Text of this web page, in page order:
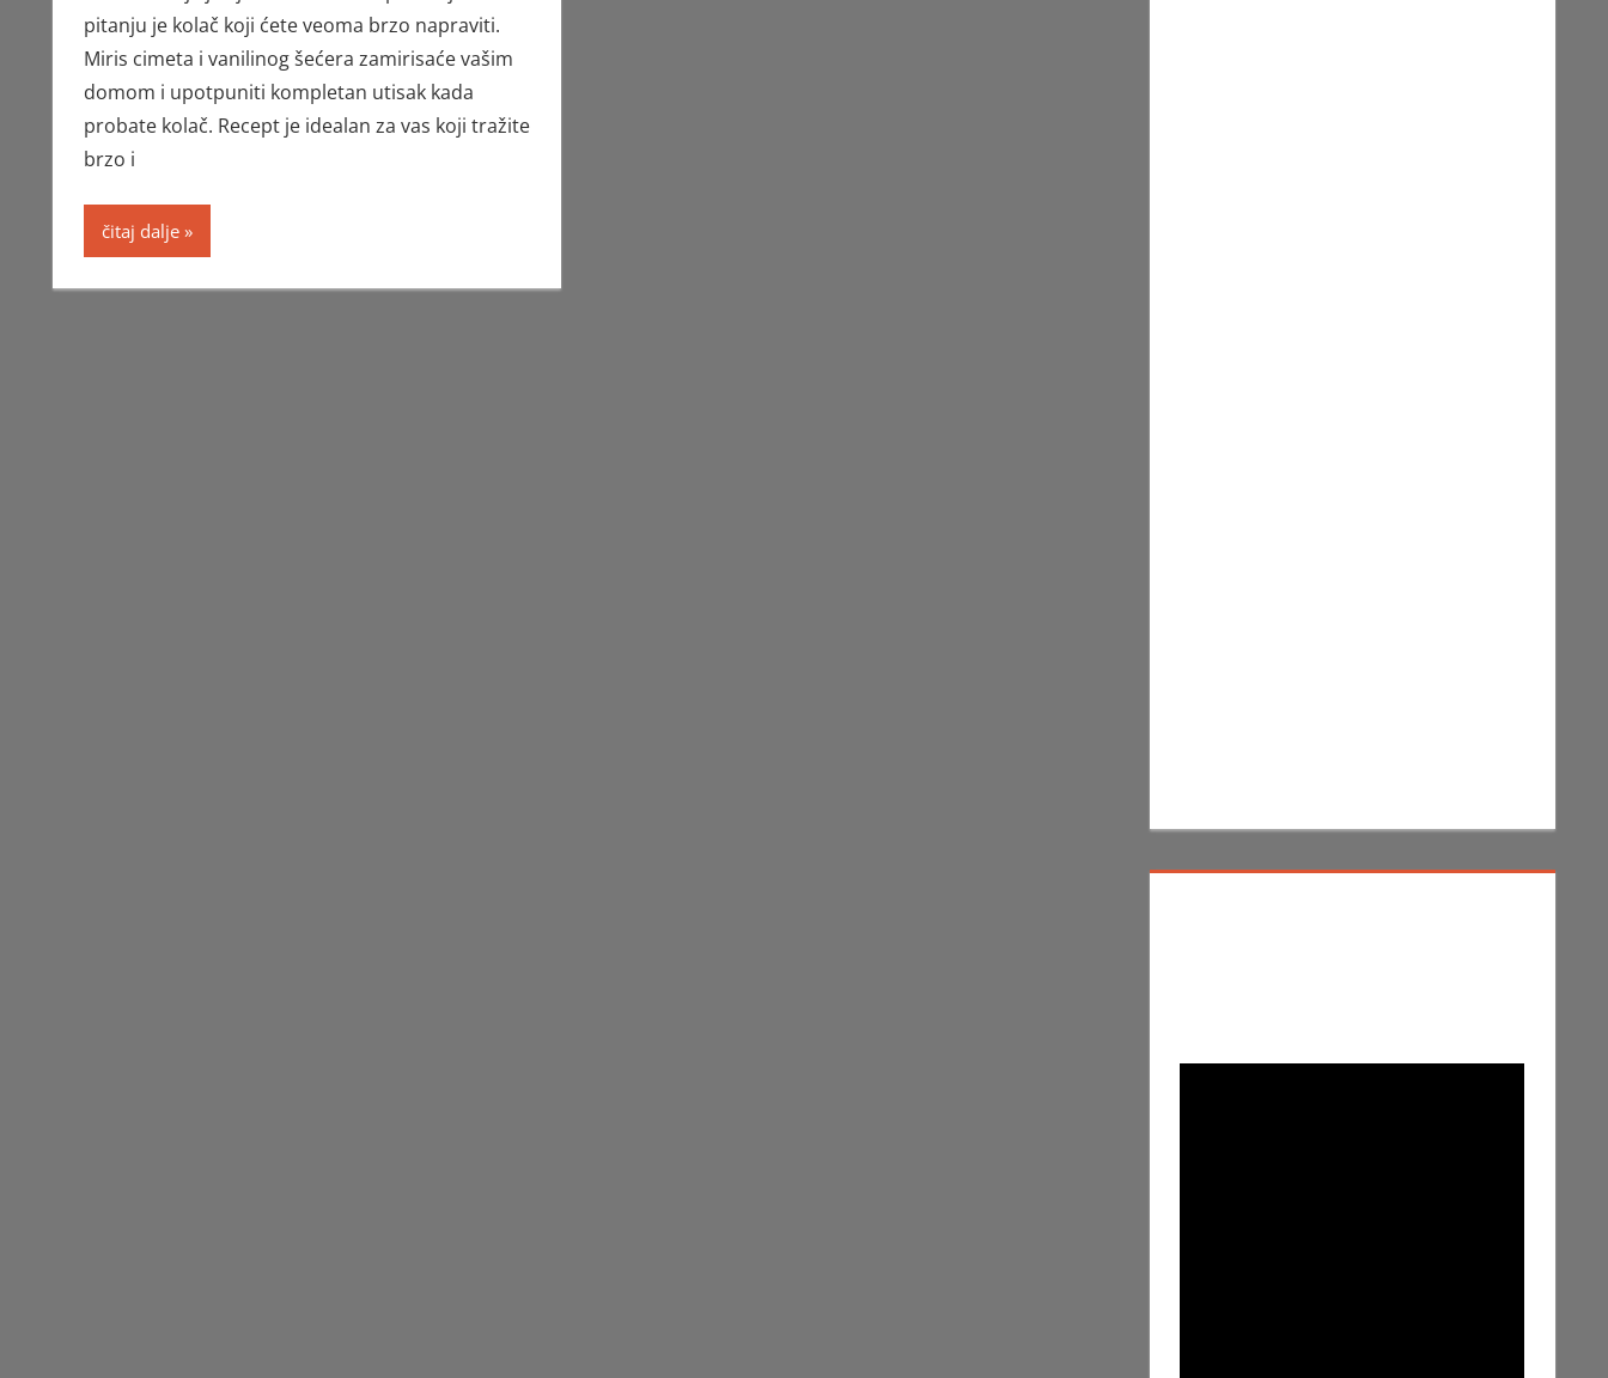
pitanju je kolač koji ćete veoma brzo napraviti.
Miris cimeta i vanilinog šećera zamirisaće vašim
domom i upotpuniti kompletan utisak kada
probate kolač. Recept je idealan za vas koji tražite
brzo i
čitaj dalje